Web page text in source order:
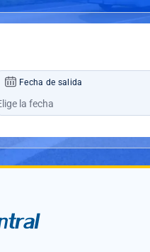
Fecha de salida